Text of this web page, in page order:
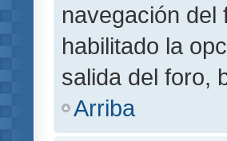
navegación del
habilitado la
salida del foro,
Arriba